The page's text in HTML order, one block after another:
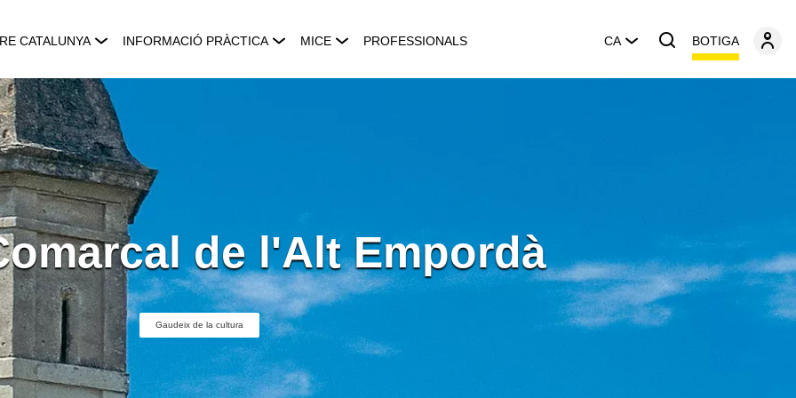
CATALUNYA INFORMACIÓ PRÀCTICA MICE PROFESSIONALS CA BOTIGA
de l'Alt Empordà
Gaudeix de la cultura